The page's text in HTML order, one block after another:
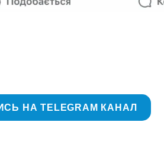
НА TELEGRAM КАНАЛ